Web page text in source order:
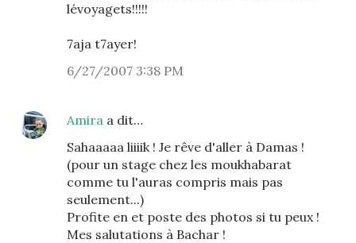
lévoyagets!!!!!
7aja t7ayer!
6/27/2007 3:38 PM
Amira a dit…
Sahaaaaa liiiik ! Je rêve d'aller à Damas !
(pour un stage chez les moukhabarat
comme tu l'auras compris mais pas
seulement...)
Profite en et poste des photos si tu peux !
Mes salutations à Bachar !